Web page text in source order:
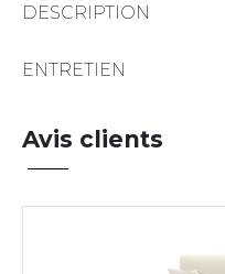
DESCRIPTION
ENTRETIEN
Avis clients